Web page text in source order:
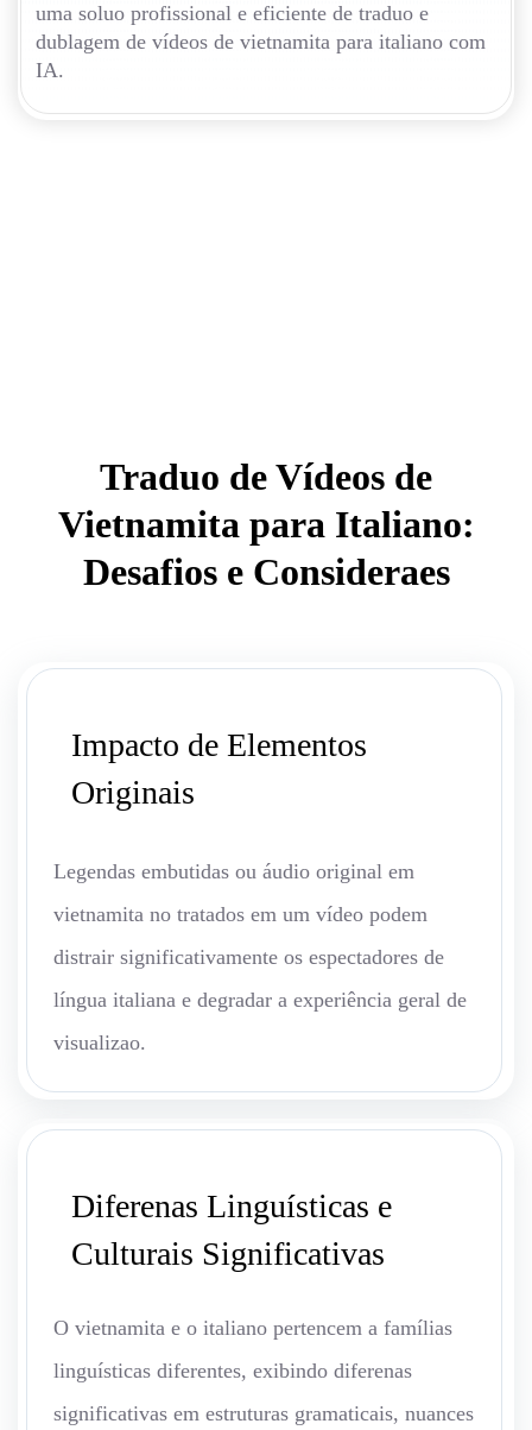
uma soluo profissional e eficiente de traduo e
dublagem de vídeos de vietnamita para italiano com
IA.
Traduo de Vídeos de
Vietnamita para Italiano:
Desafios e Consideraes
Impacto de Elementos
Originais
Legendas embutidas ou áudio original em
vietnamita no tratados em um vídeo podem
distrair significativamente os espectadores de
língua italiana e degradar a experiência geral de
visualizao.
Diferenas Linguísticas e
Culturais Significativas
O vietnamita e o italiano pertencem a famílias
linguísticas diferentes, exibindo diferenas
significativas em estruturas gramaticais, nuances